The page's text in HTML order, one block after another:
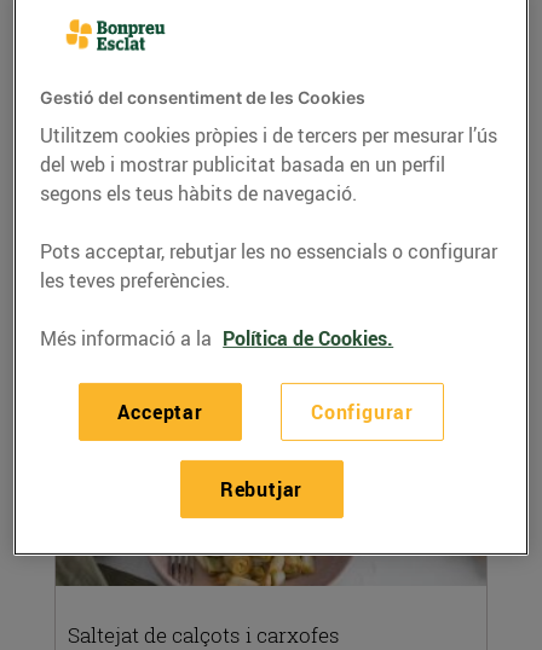
Pizza de calçots i albergínia
27/de desembre/2023
Ingredients per a 4 persones: 1 base de pizza
(comprada o feta a casa) 4 calçots, pelats i...
Saltejat de calçots i carxofes
Gestió del consentiment de les Cookies
Utilitzem cookies pròpies i de tercers per mesurar l’ús
del web i mostrar publicitat basada en un perfil
segons els teus hàbits de navegació.
Pots acceptar, rebutjar les no essencials o configurar
les teves preferències.
Més informació a la Política de Cookies.
Configurar
Rebutjar
Acceptar